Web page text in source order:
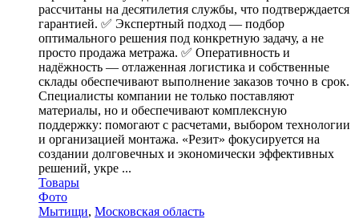
рассчитаны на десятилетия службы, что подтверждается
гарантией. ✅ Экспертный подход — подбор
оптимального решения под конкретную задачу, а не
просто продажа метража. ✅ Оперативность и
надёжность — отлаженная логистика и собственные
склады обеспечивают выполнение заказов точно в срок.
Специалисты компании не только поставляют
материалы, но и обеспечивают комплексную
поддержку: помогают с расчетами, выбором технологии
и организацией монтажа. «Резит» фокусируется на
создании долговечных и экономически эффективных
решений, укре ...
Товары
Фото
Мытищи, Московская область